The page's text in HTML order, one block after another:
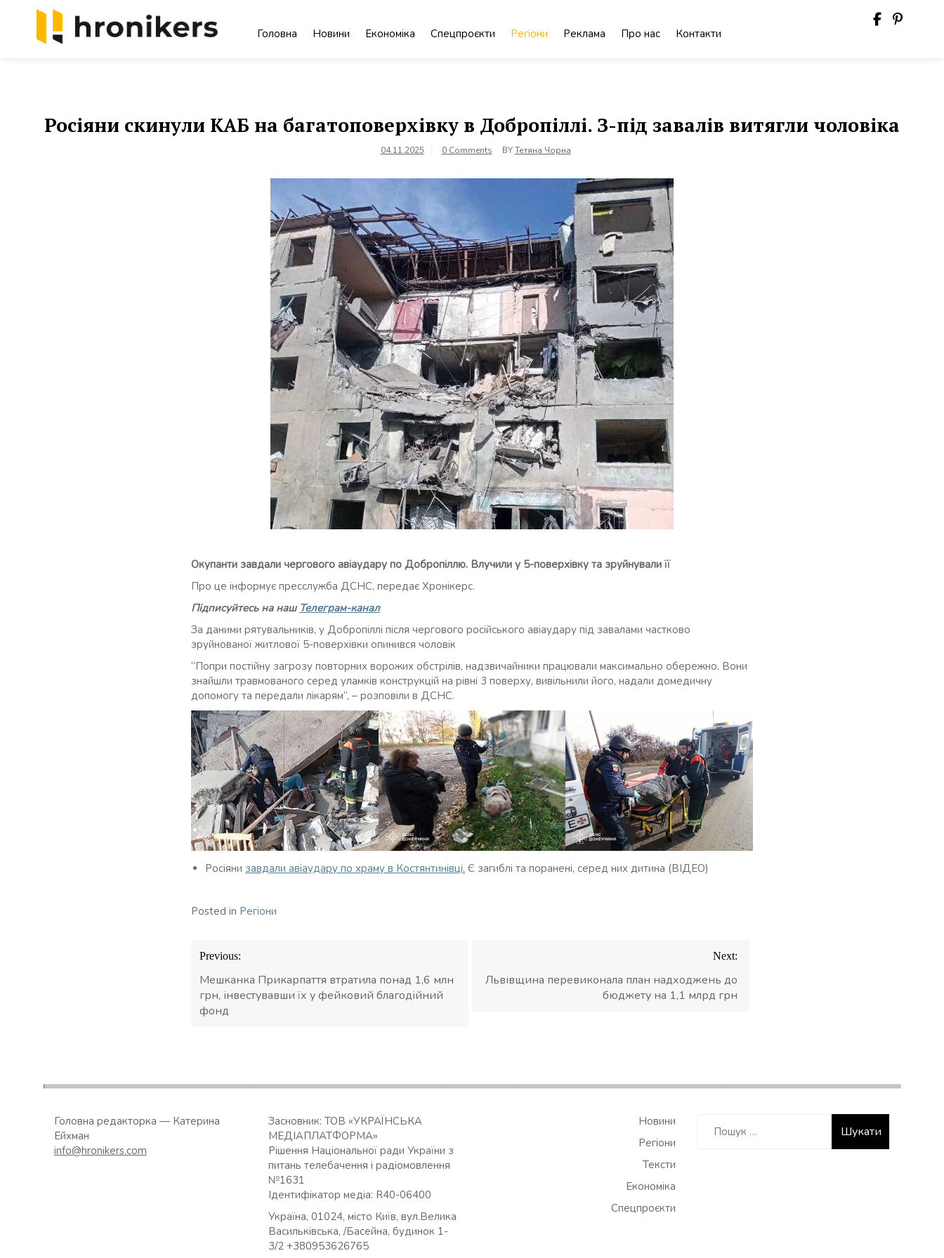
Головна Новини Економіка Спецпроєкти Регіони Реклама Про нас Контакти
Росіяни скинули КАБ на багатоповерхівку в Добропіллі. З-під завалів витягли чоловіка
04.11.2025 0 Comments BYТетяна Чорна
Окупанти завдали чергового авіаудару по Добропіллю. Влучили у 5-поверхівку та зруйнували її
Про це інформує пресслужба ДСНС, передає Хронікерс.
Підписуйтесь на наш Телеграм-канал
За даними рятувальників, у Добропіллі після чергового російського авіаудару під завалами частково
зруйнованої житлової 5-поверхівки опинився чоловік
“Попри постійну загрозу повторних ворожих обстрілів, надзвичайники працювали максимально обережно. Вони
знайшли травмованого серед уламків конструкцій на рівні 3 поверху, вивільнили його, надали домедичну
допомогу та передали лікарям”, – розповіли в ДСНС.
Росіяни завдали авіаудару по храму в Костянтинівці. Є загиблі та поранені, серед них дитина (ВІДЕО)
Posted in Регіони
Навігація
записів
Previous:
Мешканка Прикарпаття втратила понад 1,6 млн
грн, інвестувавши їх у фейковий благодійний
фонд
Next:
Львівщина перевиконала план надходжень до
бюджету на 1,1 млрд грн
Головна редакторка — Катерина
Ейхман
info@hronikers.com
Засновник: ТОВ «УКРАЇНСЬКА
МЕДІАПЛАТФОРМА»
Рішення Національної ради України з
питань телебачення і радіомовлення
№1631
Ідентифікатор медіа: R40-06400
Україна, 01024, місто Київ, вул.Велика
Васильківська, /Басейна, будинок 1-
3/2 +380953626765
Новини
Регіони
Тексти
Економіка
Спецпроєкти